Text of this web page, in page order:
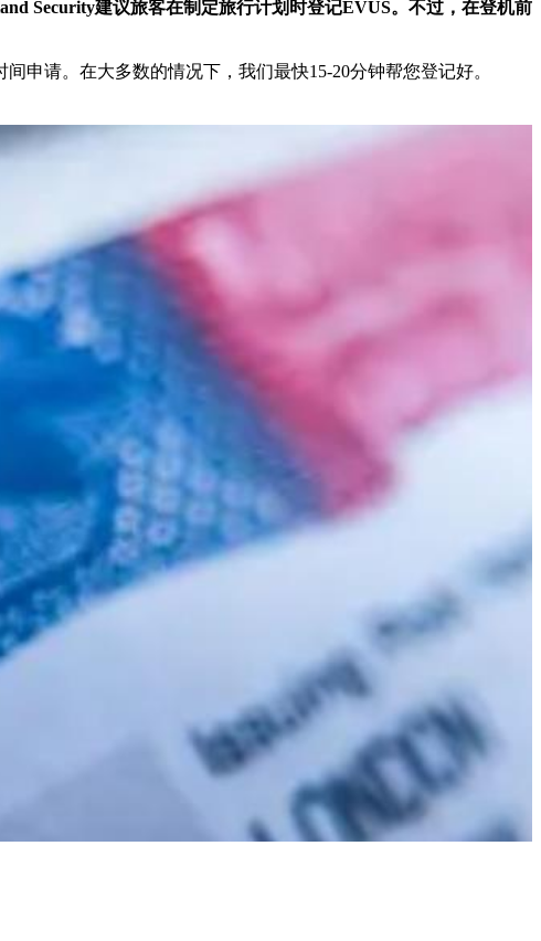
Security建议旅客在制定旅行计划时登记EVUS。不过，在登机前
申请。在大多数的情况下，我们最快15-20分钟帮您登记好。